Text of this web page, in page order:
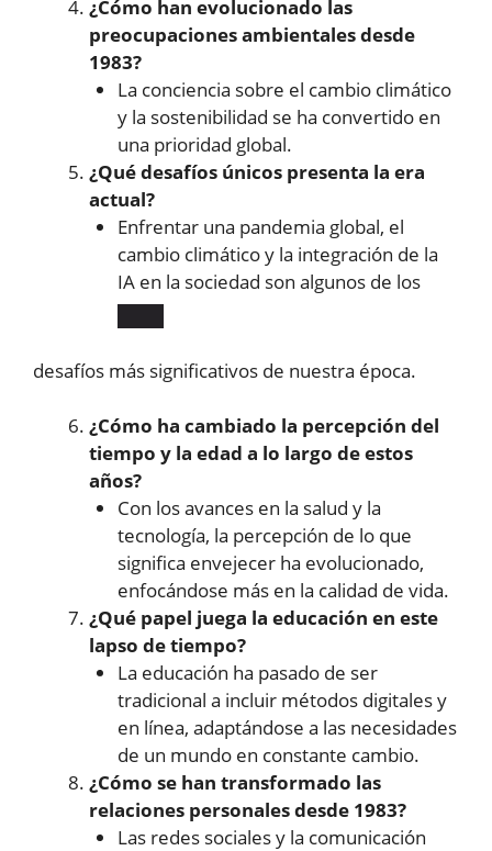
¿Cómo han evolucionado las
preocupaciones ambientales desde
1983?
La conciencia sobre el cambio climático
y la sostenibilidad se ha convertido en
una prioridad global.
¿Qué desafíos únicos presenta la era
actual?
Enfrentar una pandemia global, el
cambio climático y la integración de la
IA en la sociedad son algunos de los ​
desafíos más significativos de nuestra época.
¿Cómo ha cambiado la percepción del
tiempo y la edad a lo largo de estos
años?
Con los avances en la salud y la
tecnología, la percepción de lo que
significa envejecer ha evolucionado,
enfocándose más en la calidad de vida.
¿Qué papel juega la educación en este
lapso de tiempo?
La educación ha pasado de ser
tradicional a incluir métodos digitales y
en línea, adaptándose a las necesidades
de un mundo en constante cambio.
¿Cómo se han transformado las
relaciones personales desde 1983?
Las redes sociales y la comunicación